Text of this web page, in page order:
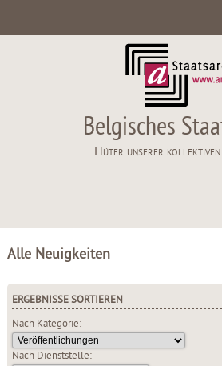
Belgisches
Hüter unserer
Alle Neuigkeiten
ERGEBNISSE SORTIEREN
Nach Kategorie:
Nach Dienststelle: